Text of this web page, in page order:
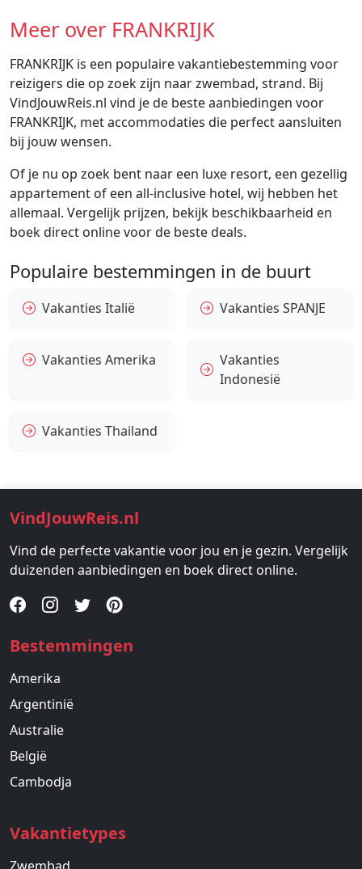
Meer over FRANKRIJK
FRANKRIJK is een populaire vakantiebestemming voor
reizigers die op zoek zijn naar zwembad, strand. Bij
VindJouwReis.nl vind je de beste aanbiedingen voor
FRANKRIJK, met accommodaties die perfect aansluiten
bij jouw wensen.
Of je nu op zoek bent naar een luxe resort, een gezellig
appartement of een all-inclusive hotel, wij hebben het
allemaal. Vergelijk prijzen, bekijk beschikbaarheid en
boek direct online voor de beste deals.
Populaire bestemmingen in de buurt
Vakanties Italië Vakanties SPANJE
Vakanties Amerika
Vakanties
Indonesië
Vakanties Thailand
VindJouwReis.nl
Vind de perfecte vakantie voor jou en je gezin. Vergelijk
duizenden aanbiedingen en boek direct online.
Bestemmingen
Amerika
Argentinië
Australie
België
Cambodja
Vakantietypes